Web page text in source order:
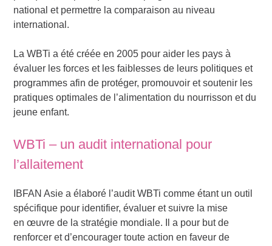
national et permettre la comparaison au niveau
international.
La WBTi a été créée en 2005 pour aider les pays à
évaluer les forces et les faiblesses de leurs politiques et
programmes afin de protéger, promouvoir et soutenir les
pratiques optimales de l’alimentation du nourrisson et du
jeune enfant.
WBTi – un audit international pour
l’allaitement
IBFAN Asie a élaboré l’audit WBTi comme étant un outil
spécifique pour identifier, évaluer et suivre la mise
en œuvre de la stratégie mondiale. Il a pour but de
renforcer et d’encourager toute action en faveur de